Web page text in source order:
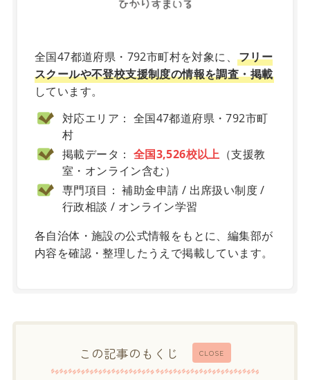
全国47都道府県・792市町村を対象に、 フリー
スクールや不登校支援制度の情報を調査・掲載
しています。
対応エリア： 全国47都道府県・792市町
村
掲載データ： 全国3,526校以上 （支援教
室・オンライン含む）
専門項目： 補助金申請 / 出席扱い制度 /
行政相談 / オンライン学習
各自治体・施設の公式情報をもとに、編集部が
内容を確認・整理したうえで掲載しています。
CLOSE
この記事のもくじ